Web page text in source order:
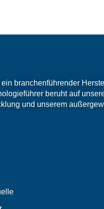
branchenführender
beruht auf
und unserem